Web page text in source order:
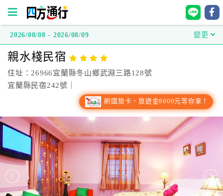
方
通
行
灣
訂
房
2026/08/08 - 2026/08/09 變更
親水棧民宿
住址：26966宜蘭縣冬山鄉武淵三路128號
宜蘭縣民宿242號｜
刷國旅卡，旅遊金8000元等你拿！